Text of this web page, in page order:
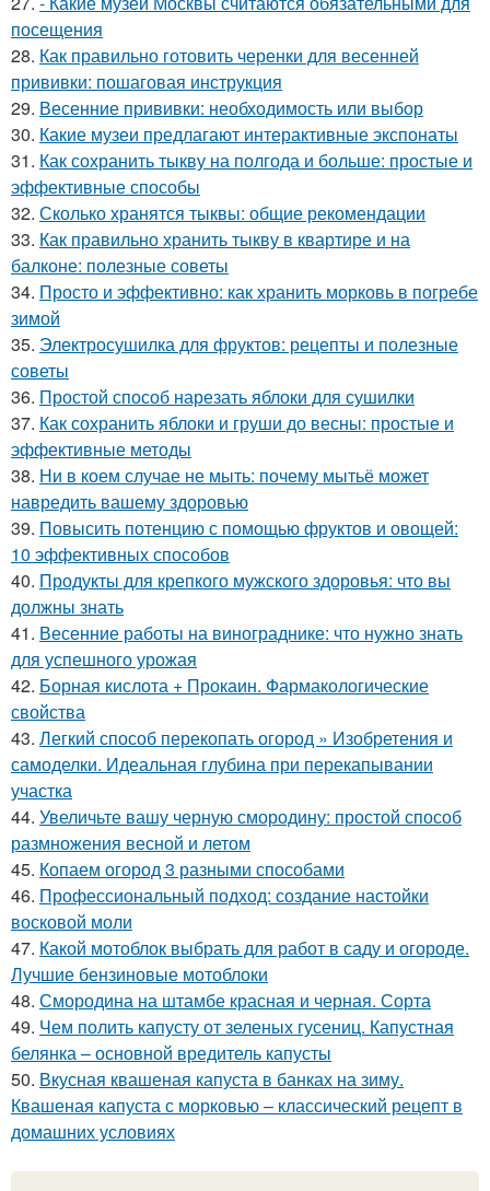
посещения
28. Как правильно готовить черенки для весенней
прививки: пошаговая инструкция
29. Весенние прививки: необходимость или выбор
30. Какие музеи предлагают интерактивные экспонаты
31. Как сохранить тыкву на полгода и больше: простые и
эффективные способы
32. Сколько хранятся тыквы: общие рекомендации
33. Как правильно хранить тыкву в квартире и на
балконе: полезные советы
34. Просто и эффективно: как хранить морковь в погребе
зимой
35. Электросушилка для фруктов: рецепты и полезные
советы
36. Простой способ нарезать яблоки для сушилки
37. Как сохранить яблоки и груши до весны: простые и
эффективные методы
38. Ни в коем случае не мыть: почему мытьё может
навредить вашему здоровью
39. Повысить потенцию с помощью фруктов и овощей:
10 эффективных способов
40. Продукты для крепкого мужского здоровья: что вы
должны знать
41. Весенние работы на винограднике: что нужно знать
для успешного урожая
42. Борная кислота + Прокаин. Фармакологические
свойства
43. Легкий способ перекопать огород » Изобретения и
самоделки. Идеальная глубина при перекапывании
участка
44. Увеличьте вашу черную смородину: простой способ
размножения весной и летом
45. Копаем огород 3 разными способами
46. Профессиональный подход: создание настойки
восковой моли
47. Какой мотоблок выбрать для работ в саду и огороде.
Лучшие бензиновые мотоблоки
48. Смородина на штамбе красная и черная. Сорта
49. Чем полить капусту от зеленых гусениц. Капустная
белянка – основной вредитель капусты
50. Вкусная квашеная капуста в банках на зиму.
Квашеная капуста с морковью – классический рецепт в
домашних условиях